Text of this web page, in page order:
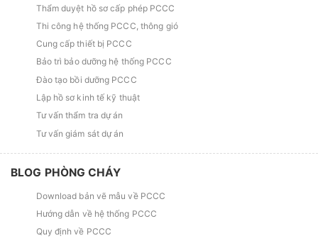
Thẩm duyệt hồ sơ cấp phép PCCC
Thi công hệ thống PCCC, thông gió
Cung cấp thiết bị PCCC
Bảo trì bảo dưỡng hệ thống PCCC
Đào tạo bồi dưỡng PCCC
Lập hồ sơ kinh tế kỹ thuật
Tư vấn thẩm tra dự án
Tư vấn giám sát dự án
BLOG PHÒNG CHÁY
Download bản vẽ mẫu về PCCC
Hướng dẫn về hệ thống PCCC
Quy định về PCCC